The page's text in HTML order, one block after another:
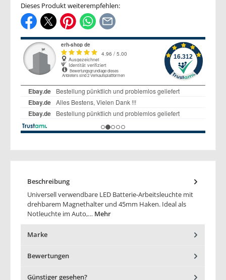
Dieses Produkt weiterempfehlen:
Beschreibung
Universell verwendbare LED Batterie-Arbeitsleuchte mit
drehbarem Magnethalter und 45mm Haken. Ideal als
Notleuchte im Auto,… Mehr
Marke
Bewertungen
Günstiger gesehen?